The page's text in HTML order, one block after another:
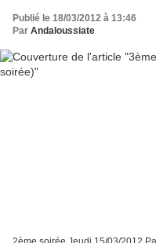
Publié le 18/03/2012 à 13:46
Par Andaloussiate